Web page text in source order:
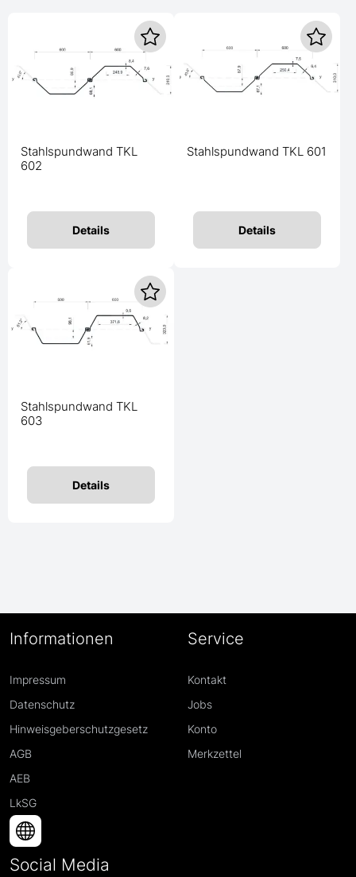
Stahlspundwand TKL
602
Details
Stahlspundwand TKL 601
Details
Stahlspundwand TKL
603
Details
Informationen
Impressum
Datenschutz
Hinweisgeberschutzgesetz
AGB
AEB
LkSG
Service
Kontakt
Jobs
Konto
Merkzettel
Social Media